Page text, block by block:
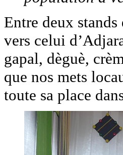
Entre deux
vers celui
gapal, dèguè,
que nos mets
toute sa place